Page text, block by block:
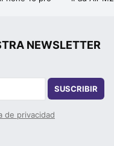
NEWSLETTER
SUSCRIBIR
de privacidad